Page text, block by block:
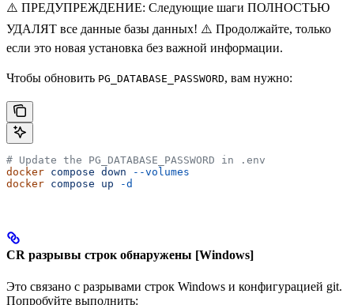
⚠️ ПРЕДУПРЕЖДЕНИЕ: Следующие шаги ПОЛНОСТЬЮ
УДАЛЯТ все данные базы данных! ⚠️ Продолжайте, только
если это новая установка без важной информации.
Чтобы обновить PG_DATABASE_PASSWORD, вам нужно:
# Update the PG_DATABASE_PASSWORD in .env
docker compose down --volumes
docker compose up -d
CR разрывы строк обнаружены [Windows]
Это связано с разрывами строк Windows и конфигурацией git.
Попробуйте выполнить: